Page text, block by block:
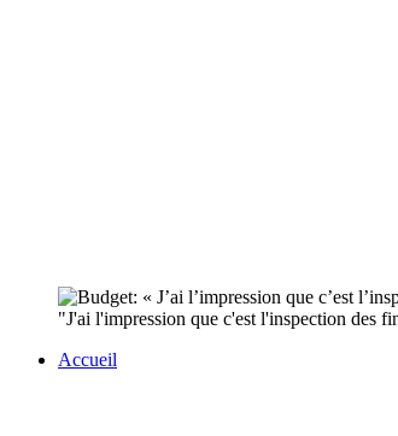
"J'ai l'impression que c'est l'inspection des
Accueil